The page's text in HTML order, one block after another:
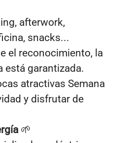
afterwork,
snacks...
el reconocimiento, la
está garantizada.
atractivas Semana
y disfrutar de
🌱